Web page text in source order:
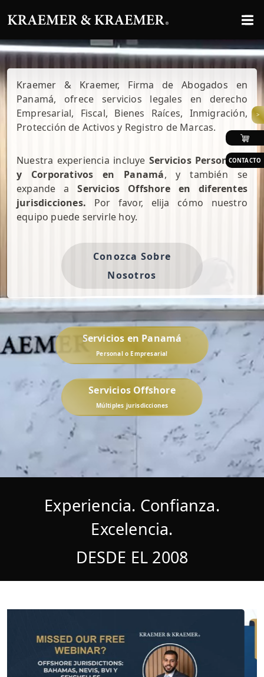
>
CONTACTO
Kraemer & Kraemer, Firma de Abogados en
Panamá, ofrece servicios legales en derecho
Empresarial, Fiscal, Bienes Raíces, Inmigración,
Protección de Activos y Registro de Marcas.
Nuestra experiencia incluye Servicios Personales
y Corporativos en Panamá, y también se
expande aServicios Offshore en diferentes
jurisdicciones. Por favor, elija cómo nuestro
equipo puede servirle hoy.
Conozca Sobre
Nosotros
Servicios en Panamá
Personal o Empresarial
Servicios Offshore
Múltiples jurisdicciones
Experiencia. Confianza.
Excelencia.
DESDE EL 2008